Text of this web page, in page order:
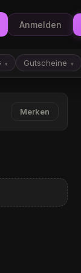
Anmelden
▾ Gutscheine ▾
Merken